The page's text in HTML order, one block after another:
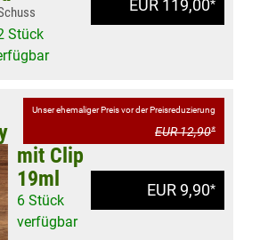
EUR 119,00*
Stück
Unser ehemaliger Preis vor der Preisreduzierung
EUR 12,90*
EUR 9,90*
mit Clip
19ml
6 Stück
verfügbar